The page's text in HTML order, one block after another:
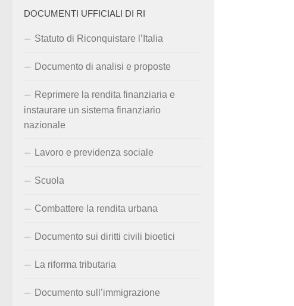
DOCUMENTI UFFICIALI DI RI
Statuto di Riconquistare l’Italia
Documento di analisi e proposte
Reprimere la rendita finanziaria e
instaurare un sistema finanziario
nazionale
Lavoro e previdenza sociale
Scuola
Combattere la rendita urbana
Documento sui diritti civili bioetici
La riforma tributaria
Documento sull’immigrazione